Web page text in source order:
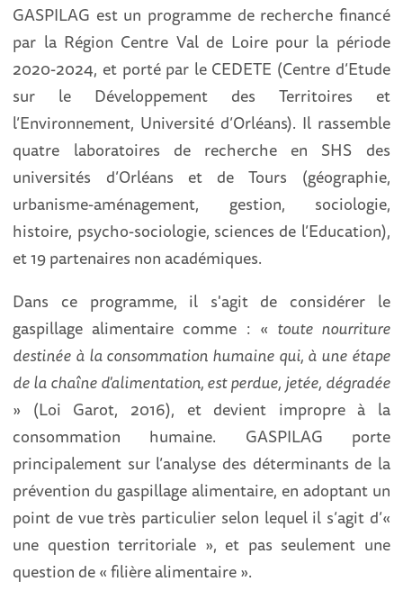
GASPILAG est un programme de recherche financé
par la Région Centre Val de Loire pour la période
2020-2024, et porté par le CEDETE (Centre d’Etude
sur le Développement des Territoires et
l’Environnement, Université d’Orléans). Il rassemble
quatre laboratoires de recherche en SHS des
universités d’Orléans et de Tours (géographie,
urbanisme-aménagement, gestion, sociologie,
histoire, psycho-sociologie, sciences de l’Education),
et 19 partenaires non académiques.
Dans ce programme, il s'agit de considérer le
gaspillage alimentaire comme : « toute nourriture
destinée à la consommation humaine qui, à une étape
de la chaîne d'alimentation, est perdue, jetée, dégradée
» (Loi Garot, 2016), et devient impropre à la
consommation humaine. GASPILAG porte
principalement sur l’analyse des déterminants de la
prévention du gaspillage alimentaire, en adoptant un
point de vue très particulier selon lequel il s’agit d’«
une question territoriale », et pas seulement une
question de « filière alimentaire ».